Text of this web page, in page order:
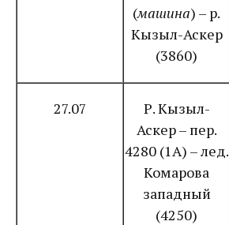
(машина) – р.
Кызыл-Аскер
(3860)
27.07
Р. Кызыл-
Аскер – пер.
4280 (1А) – лед.
Комарова
западный
(4250)